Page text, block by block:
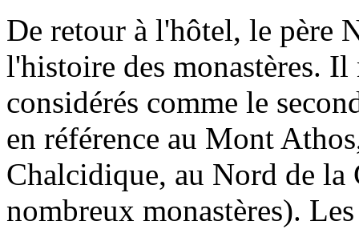
De retour à l'hôtel, le père
l'histoire des monastères.
considérés comme le
en référence au Mont
Chalcidique, au Nord de la
nombreux monastères).